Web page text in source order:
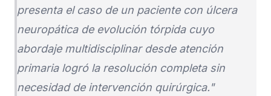
presenta el caso de un paciente con úlcera
neuropática de evolución tórpida cuyo
abordaje multidisciplinar desde atención
primaria logró la resolución completa sin
necesidad de intervención quirúrgica."